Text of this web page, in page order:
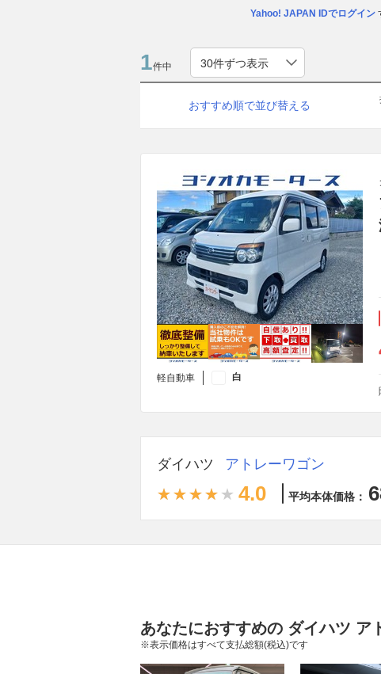
Yahoo! JAPAN IDでログイン
1件中
おすすめ順で並び替える
軽自動車 白
ダイハツ アトレーワゴン
4.0 平均本体価格：
あなたにおすすめの ダイハツ ア
※表示価格はすべて支払総額(税込)です